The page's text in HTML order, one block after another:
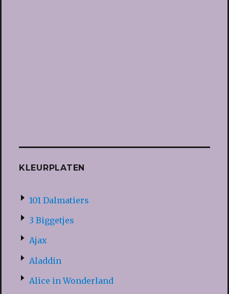
KLEURPLATEN
101 Dalmatiers
3 Biggetjes
Ajax
Aladdin
Alice in Wonderland